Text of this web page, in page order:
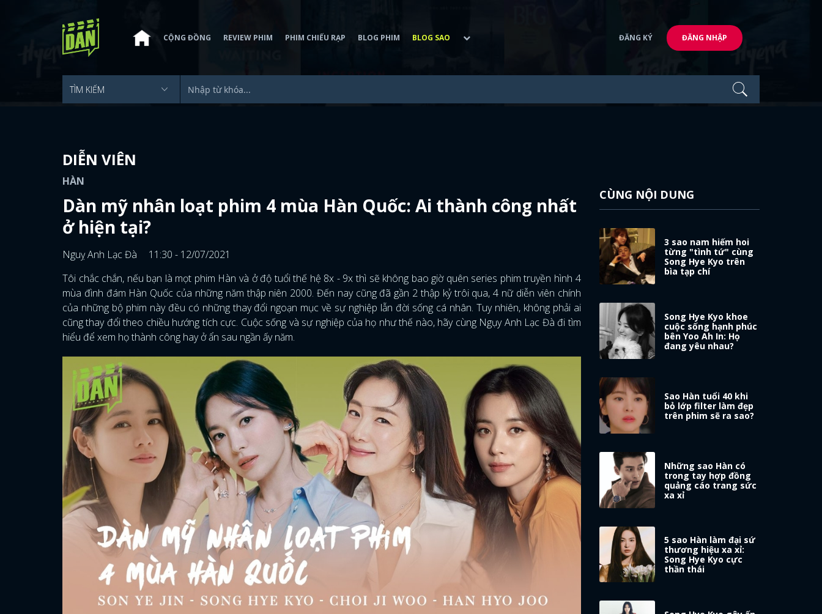
CỘNG ĐỒNG REVIEW PHIM PHIM CHIẾU RẠP BLOG PHIM BLOG SAO ĐĂNG KÝ ĐĂNG NHẬP
DIỄN VIÊN
HÀN
Dàn mỹ nhân loạt phim 4 mùa Hàn Quốc: Ai thành công nhất
ở hiện tại?
Nguỵ Anh Lạc Đà
11:30 - 12/07/2021
Tôi chắc chắn, nếu bạn là mọt phim Hàn và ở độ tuổi thế hệ 8x - 9x thì sẽ không bao giờ quên series phim truyền hình 4
mùa đình đám Hàn Quốc của những năm thập niên 2000. Đến nay cũng đã gần 2 thập kỷ trôi qua, 4 nữ diễn viên chính
của những bộ phim này đều có những thay đổi ngoạn mục về sự nghiệp lẫn đời sống cá nhân. Tuy nhiên, không phải ai
cũng thay đổi theo chiều hướng tích cực. Cuộc sống và sự nghiệp của họ như thế nào, hãy cùng Ngụy Anh Lạc Đà đi tìm
hiểu để xem họ thành công hay ở ẩn sau ngần ấy năm.
CÙNG NỘI DUNG
3 sao nam hiếm hoi
từng "tình tứ" cùng
Song Hye Kyo trên
bìa tạp chí
Song Hye Kyo khoe
cuộc sống hạnh phúc
bên Yoo Ah In: Họ
đang yêu nhau?
Sao Hàn tuổi 40 khi
bỏ lớp filter làm đẹp
trên phim sẽ ra sao?
Những sao Hàn có
trong tay hợp đồng
quảng cáo trang sức
xa xỉ
5 sao Hàn làm đại sứ
thương hiệu xa xỉ:
Song Hye Kyo cực
thần thái